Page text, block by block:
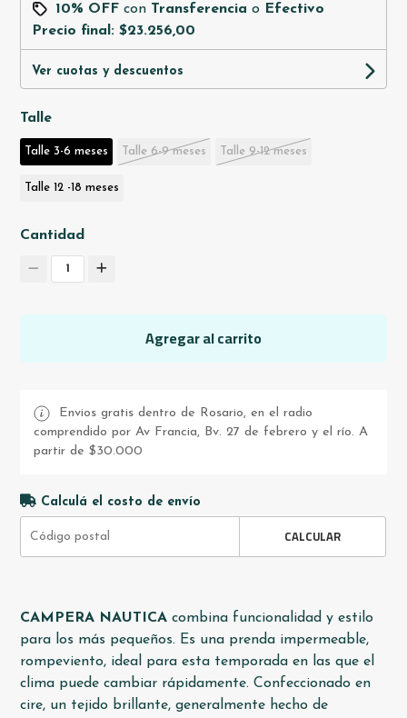
10% OFF con Transferencia o Efectivo
Precio final:$23.256,00
Ver cuotas y descuentos
Talle
Talle 3-6 meses Talle 6-9 meses Talle 9-12 meses
Talle 12 -18 meses
Cantidad
1
Agregar al carrito
Envios gratis dentro de Rosario, en el radio
comprendido por Av Francia, Bv. 27 de febrero y el río. A
partir de $30.000
Calculá el costo de envío
CALCULAR
CAMPERA NAUTICAcombina funcionalidad y estilo
para los más pequeños. Es una prenda impermeable,
rompeviento, ideal para esta temporada en las que el
clima puede cambiar rápidamente. Confeccionado en
cire, un tejido brillante, generalmente hecho de